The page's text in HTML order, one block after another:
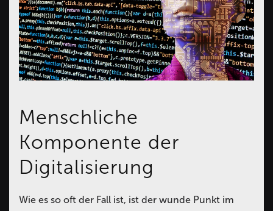
Menschliche
Komponente der
Digitalisierung
Wie es so oft der Fall ist, ist der wunde Punkt im